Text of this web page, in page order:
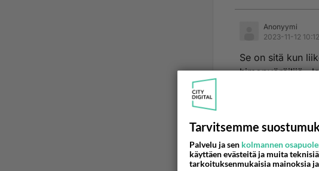
Anonyymi
2023-11-12
Se on sitä kun
himopyöräilijä.
Anonyymi
Anonyymi
Tarvitsemme
Palvelu ja sen kolmannen
käyttäen evästeitä ja muita
tarkoituksenmukaisia mainoksia